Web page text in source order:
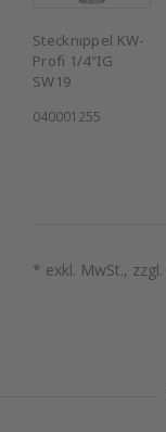
Stecknippel KW-
Profi 1/4"IG
SW19
040001255
* exkl. MwSt., zzgl.